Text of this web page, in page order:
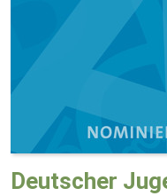
Deutscher